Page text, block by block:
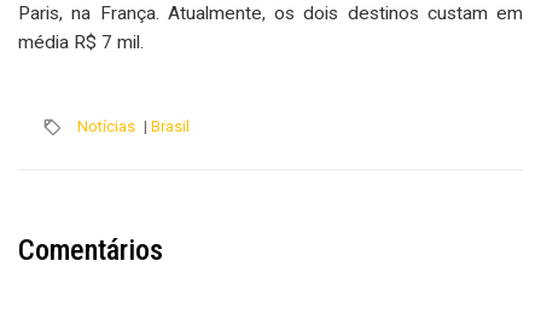
Paris, na França. Atualmente, os dois destinos custam em
média R$ 7 mil.
Notícias | Brasil
Comentários